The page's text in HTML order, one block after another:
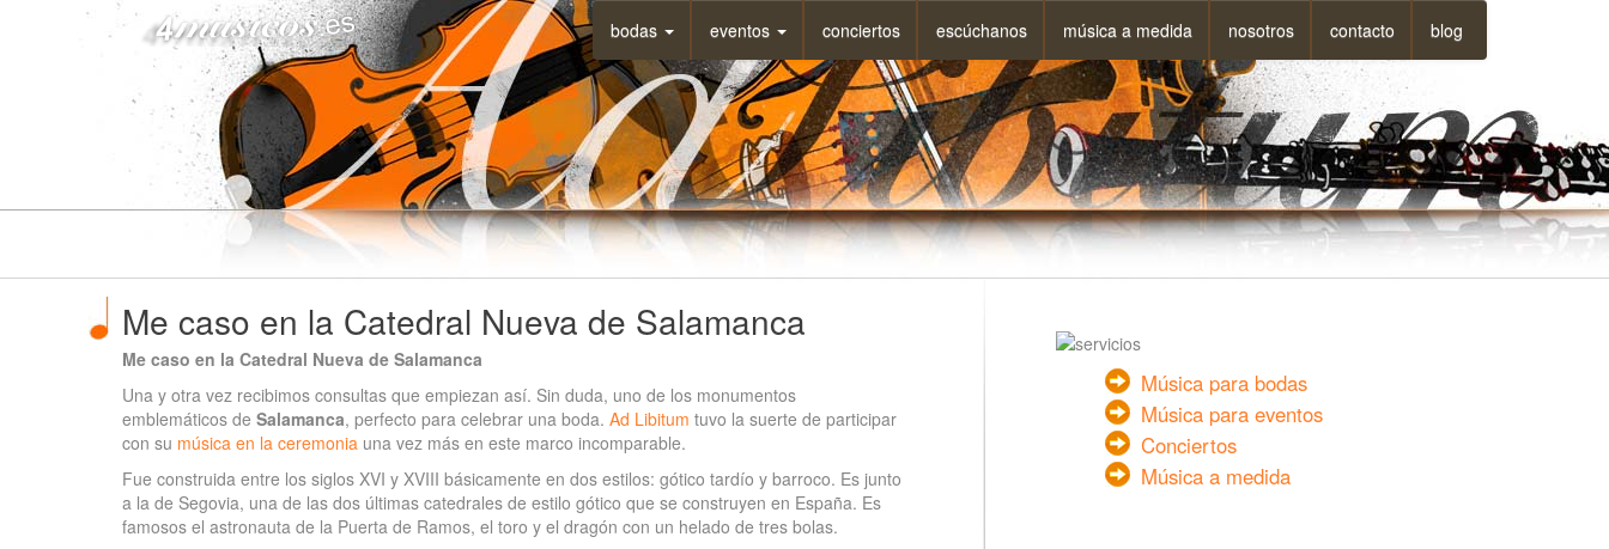
4musicos.es
bodas eventos conciertos escúchanos música a medida nosotros contacto blog
Me caso en la Catedral Nueva de Salamanca
Me caso en la Catedral Nueva de Salamanca
Una y otra vez recibimos consultas que empiezan así. Sin duda, uno de los monumentos
emblemáticos de Salamanca, perfecto para celebrar una boda. Ad Libitum tuvo la suerte de participar
con su música en la ceremonia una vez más en este marco incomparable.
Fue construida entre los siglos XVI y XVIII básicamente en dos estilos: gótico tardío y barroco. Es junto
a la de Segovia, una de las dos últimas catedrales de estilo gótico que se construyen en España. Es
famosos el astronauta de la Puerta de Ramos, el toro y el dragón con un helado de tres bolas.
Música para bodas
Música para eventos
Conciertos
Música a medida